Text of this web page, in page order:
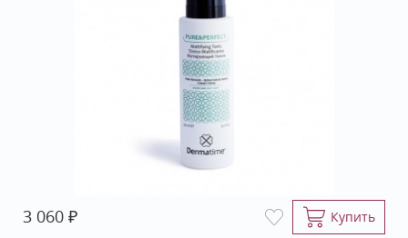
3 060 ₽
Купить